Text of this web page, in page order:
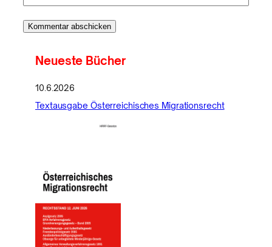
Neueste Bücher
10.6.2026
Textausgabe Österreichisches Migrationsrecht